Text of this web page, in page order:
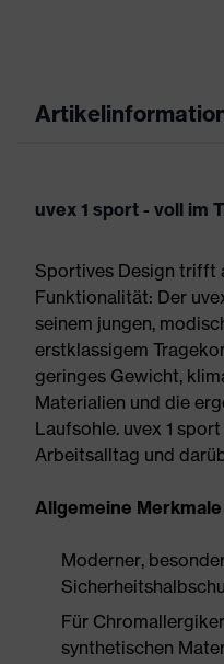
uvex 1 sport - voll im
Sportives Design trifft
Funktionalität: Der
seinem jungen,
erstklassigem
geringes Gewicht,
Materialien und die
Laufsohle. uvex 1
Arbeitsalltag und
Allgemeine Merkmale
Moderner,
Für
synthetischen